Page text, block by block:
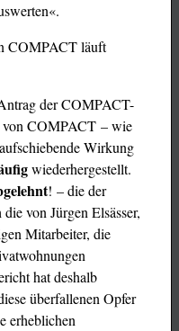
COMPACT läuft
der COMPACT-
von COMPACT – wie
Wirkung
wiederhergestellt.
! – die der
von Jürgen Elsässer,
Mitarbeiter, die
hat deshalb
überfallenen Opfer
erheblichen